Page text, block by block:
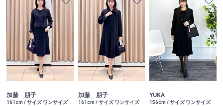
加藤 朋子
161cm / サイズ ワンサイズ
加藤 朋子
161cm / サイズ ワンサイズ
YUKA
156cm / サイズ ワンサイズ